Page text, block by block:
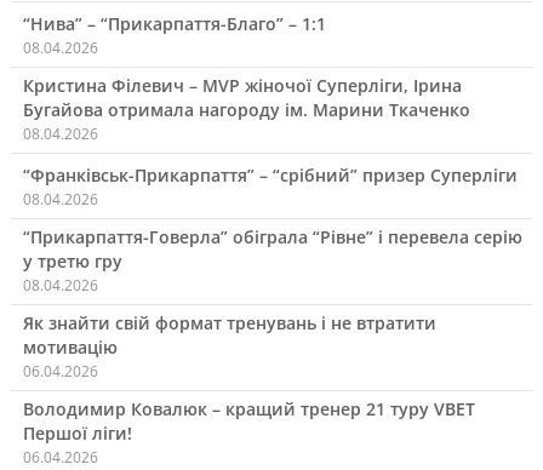
“Нива” – “Прикарпаття-Благо” – 1:1
08.04.2026
Кристина Філевич – MVP жіночої Суперліги, Ірина
Бугайова отримала нагороду ім. Марини Ткаченко
08.04.2026
“Франківськ-Прикарпаття” – “срібний” призер Суперліги
08.04.2026
“Прикарпаття-Говерла” обіграла “Рівне” і перевела серію
у третю гру
08.04.2026
Як знайти свій формат тренувань і не втратити
мотивацію
06.04.2026
Володимир Ковалюк – кращий тренер 21 туру VBET
Першої ліги!
06.04.2026